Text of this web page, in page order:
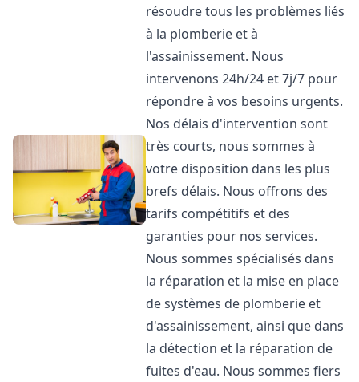
résoudre tous les problèmes liés
à la plomberie et à
l'assainissement. Nous
intervenons 24h/24 et 7j/7 pour
répondre à vos besoins urgents.
Nos délais d'intervention sont
très courts, nous sommes à
votre disposition dans les plus
brefs délais. Nous offrons des
tarifs compétitifs et des
garanties pour nos services.
Nous sommes spécialisés dans
la réparation et la mise en place
de systèmes de plomberie et
d'assainissement, ainsi que dans
la détection et la réparation de
fuites d'eau. Nous sommes fiers